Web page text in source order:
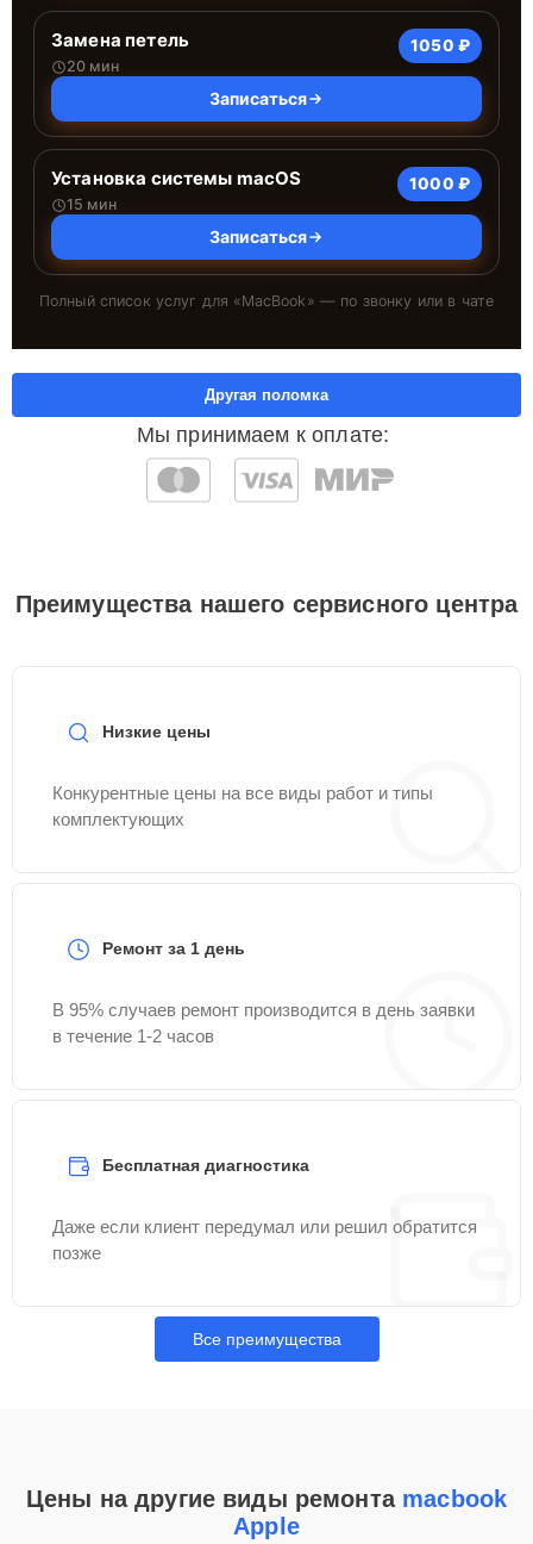
Замена петель
20 мин
1050 ₽
Записаться
Установка системы macOS
15 мин
1000 ₽
Записаться
Полный список услуг для «MacBook » — по звонку или в чате
Мы принимаем к оплате:
Другая поломка
Преимущества нашего сервисного центра
Низкие цены
Конкурентные цены на все виды работ и типы
комплектующих
Ремонт за 1 день
В 95% случаев ремонт производится в день заявки
в течение 1-2 часов
Бесплатная диагностика
Даже если клиент передумал или решил обратится
позже
Все преимущества
Цены на другие виды ремонта macbook
Apple